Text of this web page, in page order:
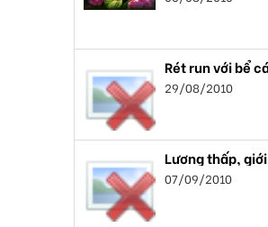
Rét run với bể
29/08/2010
Lương thấp,
07/09/2010